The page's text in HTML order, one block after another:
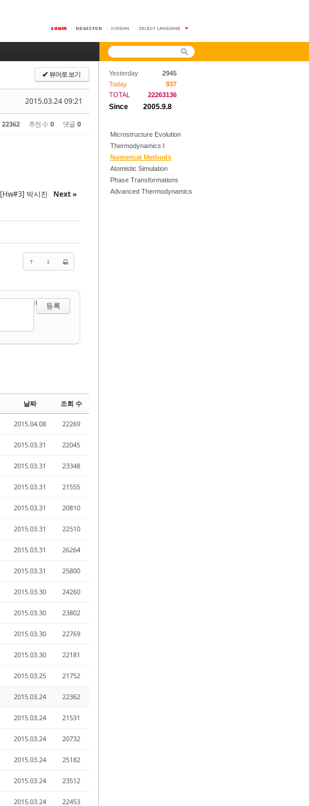
✔뷰어로 보기
2015.03.24 09:21
22362 추천 수 0 댓글 0
[Hw#3] 박시진 Next »
에디터 선택하기
날짜 조회 수
2015.04.08 22269
2015.03.31 22045
2015.03.31 23348
2015.03.31 21555
2015.03.31 20810
2015.03.31 22510
2015.03.31 26264
2015.03.31 25800
2015.03.30 24260
2015.03.30 23802
2015.03.30 22769
2015.03.30 22181
2015.03.25 21752
2015.03.24 22362
2015.03.24 21531
2015.03.24 20732
2015.03.24 25182
2015.03.24 23512
2015.03.24 22453
Yesterday
2945
Today
937
TOTAL
22263136
Since 2005.9.8
Microstructure Evolution
Thermodynamics I
Numerical Methods
Atomistic Simulation
Phase Transformations
Advanced Thermodynamics